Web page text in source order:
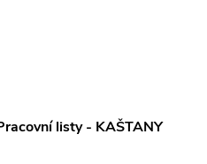
listy - KAŠTANY